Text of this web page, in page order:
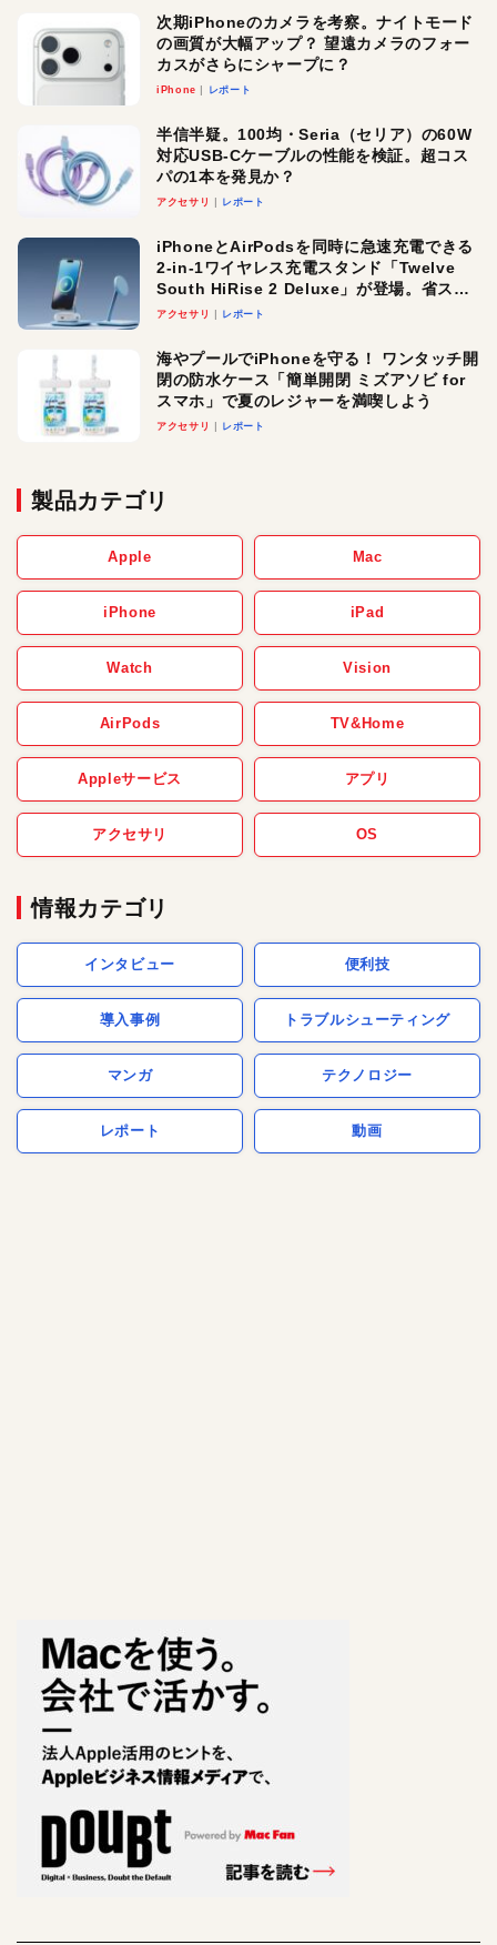
次期iPhoneのカメラを考察。ナイトモード
の画質が大幅アップ？ 望遠カメラのフォー
カスがさらにシャープに？
iPhone レポート
半信半疑。100均・Seria（セリア）の60W
対応USB-Cケーブルの性能を検証。超コス
パの1本を発見か？
アクセサリ レポート
iPhoneとAirPodsを同時に急速充電できる
2-in-1ワイヤレス充電スタンド「Twelve
South HiRise 2 Deluxe」が登場。省スペ
ースでおしゃれに充電したい人にオスス
アクセサリ レポート
海やプールでiPhoneを守る！ ワンタッチ開
閉の防水ケース「簡単開閉 ミズアソビ for
スマホ」で夏のレジャーを満喫しよう
アクセサリ レポート
製品カテゴリ
Apple Mac
iPhone iPad
Watch Vision
AirPods TV&Home
Appleサービス アプリ
アクセサリ OS
情報カテゴリ
インタビュー 便利技
導入事例 トラブルシューティング
マンガ テクノロジー
レポート 動画